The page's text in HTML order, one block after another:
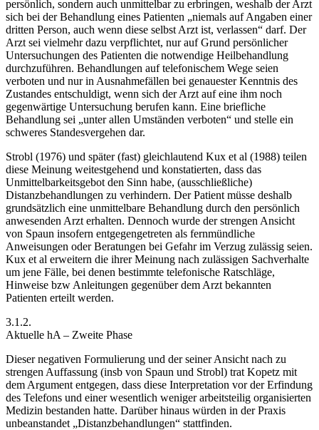
persönlich, sondern auch unmittelbar zu erbringen, weshalb der Arzt
sich bei der Behandlung eines Patienten „niemals auf Angaben einer
dritten Person, auch wenn diese selbst Arzt ist, verlassen“ darf. Der
Arzt sei vielmehr dazu verpflichtet, nur auf Grund persönlicher
Untersuchungen des Patienten die notwendige Heilbehandlung
durchzuführen. Behandlungen auf telefonischem Wege seien
verboten und nur in Ausnahmefällen bei genauester Kenntnis des
Zustandes entschuldigt, wenn sich der Arzt auf eine ihm noch
gegenwärtige Untersuchung berufen kann. Eine briefliche
Behandlung sei „unter allen Umständen verboten“ und stelle ein
schweres Standesvergehen dar.
Strobl (1976) und später (fast) gleichlautend Kux et al (1988) teilen
diese Meinung weitestgehend und konstatierten, dass das
Unmittelbarkeitsgebot den Sinn habe, (ausschließliche)
Distanzbehandlungen zu verhindern. Der Patient müsse deshalb
grundsätzlich eine unmittelbare Behandlung durch den persönlich
anwesenden Arzt erhalten. Dennoch wurde der strengen Ansicht
von Spaun insofern entgegengetreten als fernmündliche
Anweisungen oder Beratungen bei Gefahr im Verzug zulässig seien.
Kux et al erweitern die ihrer Meinung nach zulässigen Sachverhalte
um jene Fälle, bei denen bestimmte telefonische Ratschläge,
Hinweise bzw Anleitungen gegenüber dem Arzt bekannten
Patienten erteilt werden.
3.1.2.
Aktuelle hA – Zweite Phase
Dieser negativen Formulierung und der seiner Ansicht nach zu
strengen Auffassung (insb von Spaun und Strobl) trat Kopetz mit
dem Argument entgegen, dass diese Interpretation vor der Erfindung
des Telefons und einer wesentlich weniger arbeitsteilig organisierten
Medizin bestanden hatte. Darüber hinaus würden in der Praxis
unbeanstandet „Distanzbehandlungen“ stattfinden.